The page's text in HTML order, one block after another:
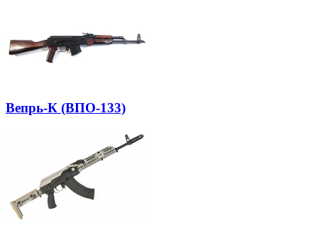
Вепрь-К (ВПО-133)